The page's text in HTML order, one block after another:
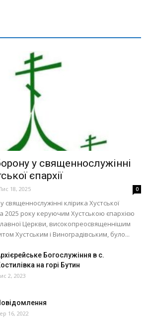
у священнослужінні
єпархії
18, 2025 0
клірика Хустської
2025 року керуючим Хустською єпархією
Церкви, високопреосвященнішим
Хустським і Виноградівським, було...
Богослужіння в с.
на горі Бутин
2, 2023
16, 2022